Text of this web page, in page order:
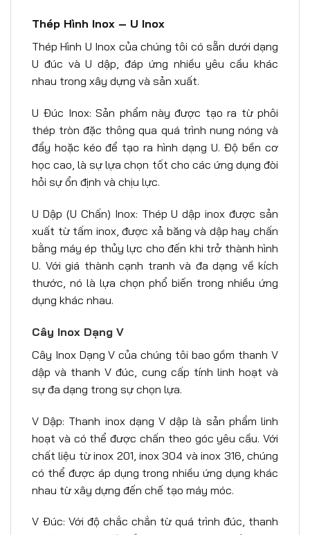
Thép Hình Inox – U Inox
Thép Hình U Inox của chúng tôi có sẵn dưới dạng
U đúc và U dập, đáp ứng nhiều yêu cầu khác
nhau trong xây dựng và sản xuất.
U Đúc Inox: Sản phẩm này được tạo ra từ phôi
thép tròn đặc thông qua quá trình nung nóng và
đẩy hoặc kéo để tạo ra hình dạng U. Độ bền cơ
học cao, là sự lựa chọn tốt cho các ứng dụng đòi
hỏi sự ổn định và chịu lực.
U Dập (U Chấn) Inox: Thép U dập inox được sản
xuất từ tấm inox, được xả băng và dập hay chấn
bằng máy ép thủy lực cho đến khi trở thành hình
U. Với giá thành cạnh tranh và đa dạng về kích
thước, nó là lựa chọn phổ biến trong nhiều ứng
dụng khác nhau.
Cây Inox Dạng V
Cây Inox Dạng V của chúng tôi bao gồm thanh V
dập và thanh V đúc, cung cấp tính linh hoạt và
sự đa dạng trong sự chọn lựa.
V Dập: Thanh inox dạng V dập là sản phẩm linh
hoạt và có thể được chấn theo góc yêu cầu. Với
chất liệu từ inox 201, inox 304 và inox 316, chúng
có thể được áp dụng trong nhiều ứng dụng khác
nhau từ xây dựng đến chế tạo máy móc.
V Đúc: Với độ chắc chắn từ quá trình đúc, thanh